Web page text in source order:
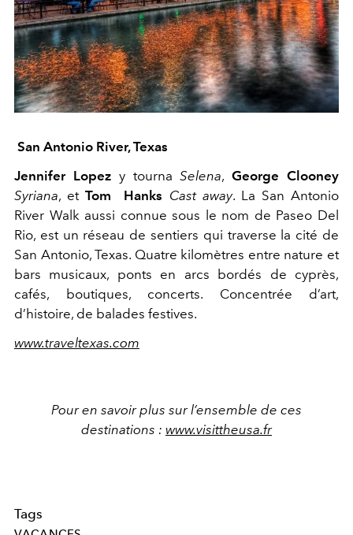
San Antonio River, Texas
Jennifer Lopezy tournaSelena,George Clooney
Syriana, etTom Hanks Cast away. La San Antonio
River Walk aussi connue sous le nom de Paseo Del
Rio, est un réseau de sentiers qui traverse la cité de
San Antonio, Texas. Quatre kilomètres entre nature et
bars musicaux, ponts en arcs bordés de cyprès,
cafés, boutiques, concerts. Concentrée d’art,
d’histoire, de balades festives.
www.traveltexas.com
Pour en savoir plus sur l’ensemble de ces
destinations : www.visittheusa.fr
Tags